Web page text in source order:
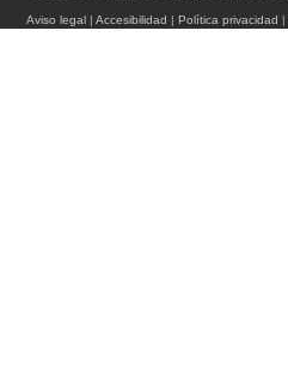
Aviso legal| Accesibilidad | Política privacidad |